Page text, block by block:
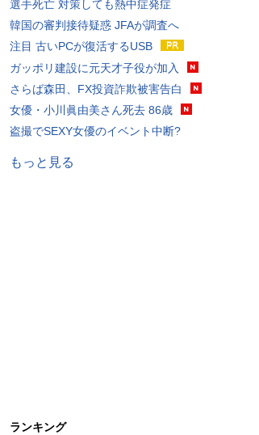
選手死亡 対策しても熱中症発症
韓国の審判接待疑惑 JFAが調査へ
注目 古いPCが復活するUSB
ガッポリ建設に元天才子役が加入
さらば森田、FX投資詐欺被害告白
女優・小川眞由美さん死去 86歳
盗撮でSEXY女優のイベント中断?
もっと見る
ランキング